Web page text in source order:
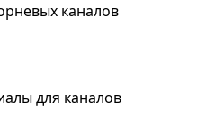
каналов
для каналов